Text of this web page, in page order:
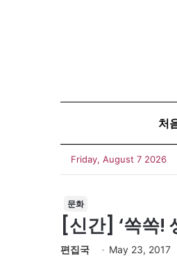
처
Friday, August 7 2026
문화
[신간] ‘쏙쏙!
편집국 May 23, 2017